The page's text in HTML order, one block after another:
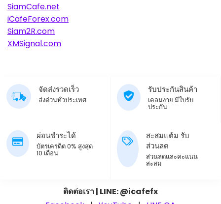
SiamCafe.net
iCafeForex.com
Siam2R.com
XMSignal.com
จัดส่งรวดเร็ว
ส่งด่วนทั่วประเทศ
รับประกันสินค้า
เคลมง่าย มีใบรับ
ประกัน
ผ่อนชำระได้
บัตรเครดิต 0% สูงสุด
10 เดือน
สะสมแต้ม รับ
ส่วนลด
ส่วนลดและคะแนน
สะสม
ติดต่อเรา | LINE: @icafefx